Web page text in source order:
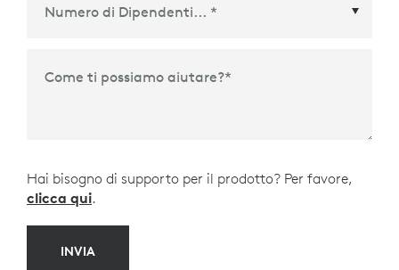
Come ti possiamo aiutare?*
Hai bisogno di supporto per il prodotto? Per favore,
clicca qui.
INVIA